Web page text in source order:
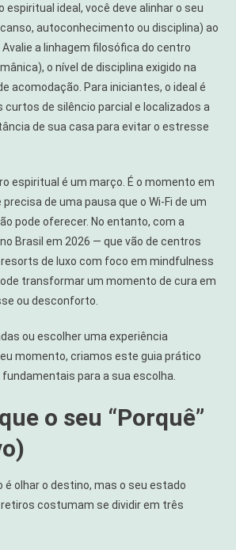
espiritual ideal, você deve alinhar o seu
autoconhecimento ou disciplina) ao
a linhagem filosófica do centro
o nível de disciplina exigido na
acomodação. Para iniciantes, o ideal é
de silêncio parcial e localizados a
de sua casa para evitar o estresse
espiritual é um março. É o momento em
de uma pausa que o Wi-Fi de um
pode oferecer. No entanto, com a
Brasil em 2026 — que vão de centros
de luxo com foco em mindfulness
transformar um momento de cura em
ou desconforto.
ou escolher uma experiência
momento, criamos este guia prático
para a sua escolha.
o seu “Porquê”
é olhar o destino, mas o seu estado
retiros costumam se dividir em três